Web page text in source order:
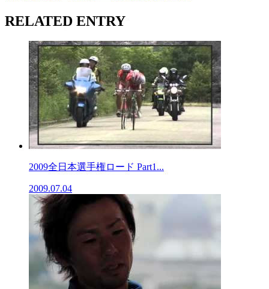
RELATED ENTRY
2009全日本選手権ロード Part1...
2009.07.04